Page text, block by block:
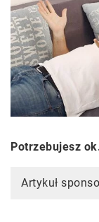
Potrzebujesz
Artykuł